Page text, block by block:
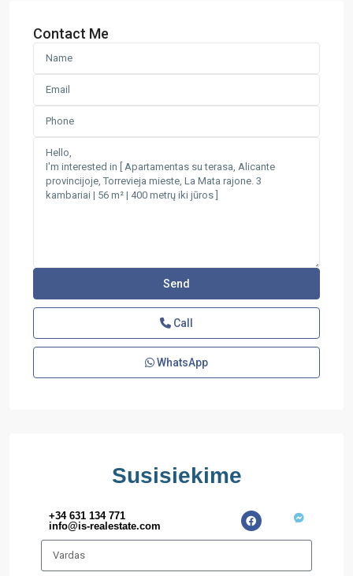
Contact Me
Call
WhatsApp
Susisiekime
+34 631 134 771
info@is-realestate.com